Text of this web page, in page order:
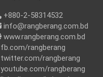
+880-2-58314532
info@rangberang.com.bd
www.rangberang.com.bd
fb.com/rangberang
twitter.com/rangberang
youtube.com/rangberang